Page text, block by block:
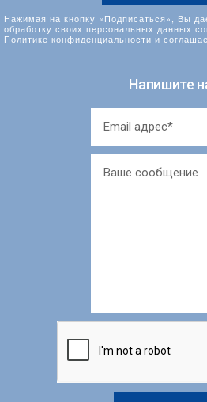
Нажимая на кнопку «Подписаться», Вы
обработку своих персональных данных
Политике конфиденциальности и
Напишите